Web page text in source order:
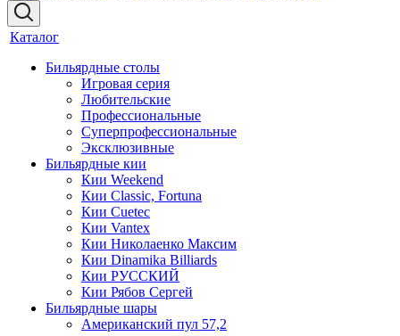
Каталог
Бильярдные столы
Игровая серия
Любительские
Профессиональные
Суперпрофессиональные
Эксклюзивные
Бильярдные кии
Кии Weekend
Кии Classic, Fortuna
Кии Cuetec
Кии Vantex
Кии Николаенко Максим
Кии Dinamika Billiards
Кии РУССКИЙ
Кии Рябов Сергей
Бильярдные шары
Американский пул 57,2